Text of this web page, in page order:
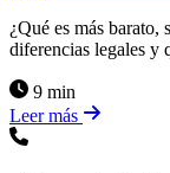
¿Qué es más barato,
diferencias legales y
9 min
Leer más